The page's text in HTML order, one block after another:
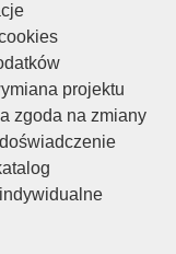
projektu
zgoda na zmiany